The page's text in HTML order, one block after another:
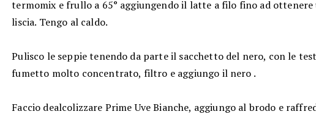
termomix e frullo a 65° aggiungendo il latte a filo fino ad ottenere
liscia. Tengo al caldo.
Pulisco le seppie tenendo da parte il sacchetto del nero, con le
fumetto molto concentrato, filtro e aggiungo il nero .
Faccio dealcolizzare Prime Uve Bianche, aggiungo al brodo e